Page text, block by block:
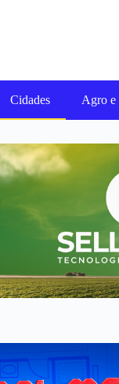
Cidades Agro e